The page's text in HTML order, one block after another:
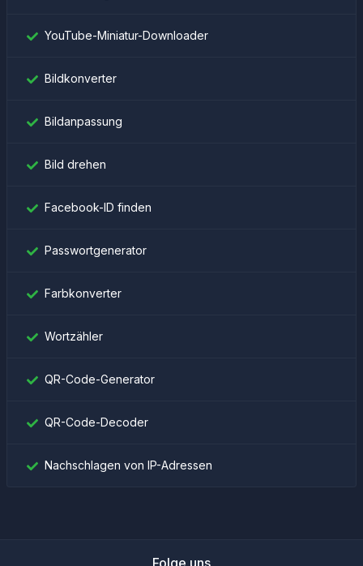
YouTube-Miniatur-Downloader
Bildkonverter
Bildanpassung
Bild drehen
Facebook-ID finden
Passwortgenerator
Farbkonverter
Wortzähler
QR-Code-Generator
QR-Code-Decoder
Nachschlagen von IP-Adressen
Folge uns